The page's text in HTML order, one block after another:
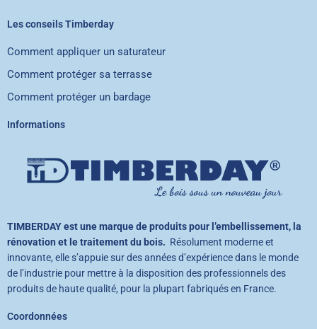
Les conseils Timberday
Comment appliquer un saturateur
Comment protéger sa terrasse
Comment protéger un bardage
Informations
TIMBERDAY est une marque de produits pour l’embellissement, la
rénovation et le traitement du bois. Résolument moderne et
innovante, elle s’appuie sur des années d’expérience dans le monde
de l’industrie pour mettre à la disposition des professionnels des
produits de haute qualité, pour la plupart fabriqués en France.
Coordonnées